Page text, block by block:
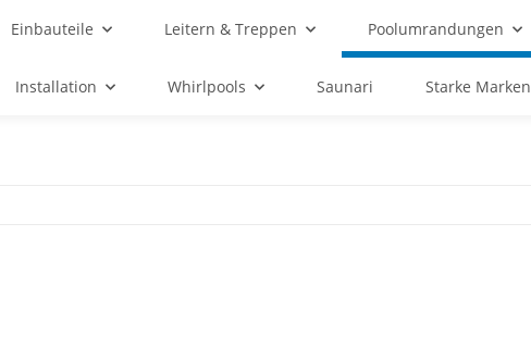
Einbauteile Leitern & Treppen Poolumrandungen
Installation Whirlpools Saunari Starke Marken